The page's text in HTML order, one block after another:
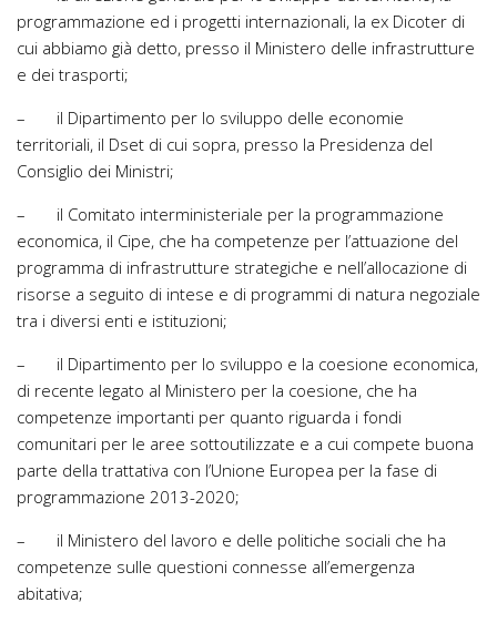
programmazione ed i progetti internazionali, la ex Dicoter di
cui abbiamo già detto, presso il Ministero delle infrastrutture
e dei trasporti;
– il Dipartimento per lo sviluppo delle economie
territoriali, il Dset di cui sopra, presso la Presidenza del
Consiglio dei Ministri;
– il Comitato interministeriale per la programmazione
economica, il Cipe, che ha competenze per l’attuazione del
programma di infrastrutture strategiche e nell’allocazione di
risorse a seguito di intese e di programmi di natura negoziale
tra i diversi enti e istituzioni;
– il Dipartimento per lo sviluppo e la coesione economica,
di recente legato al Ministero per la coesione, che ha
competenze importanti per quanto riguarda i fondi
comunitari per le aree sottoutilizzate e a cui compete buona
parte della trattativa con l’Unione Europea per la fase di
programmazione 2013-2020;
– il Ministero del lavoro e delle politiche sociali che ha
competenze sulle questioni connesse all’emergenza
abitativa;